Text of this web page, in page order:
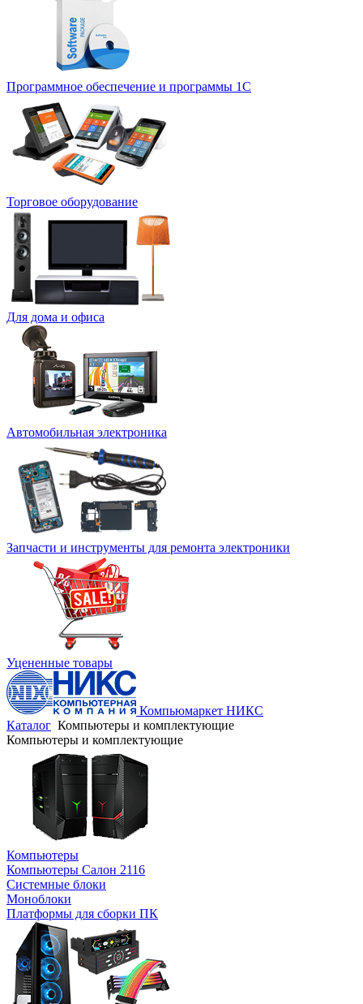
Программное обеспечение и программы 1С
Торговое оборудование
Для дома и офиса
Автомобильная электроника
Запчасти и инструменты для ремонта электроники
Уцененные товары
Компьюмаркет НИКС
Каталог Компьютеры и комплектующие
Компьютеры и комплектующие
Компьютеры
Компьютеры Салон 2116
Системные блоки
Моноблоки
Платформы для сборки ПК